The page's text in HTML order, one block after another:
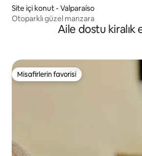
Site içi konut - Valparaíso
Otoparklı güzel manzara
Aile dostu kiralık
Misafirlerin favorisi
Misafirlerin favorisi